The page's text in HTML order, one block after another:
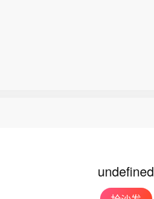
undefined